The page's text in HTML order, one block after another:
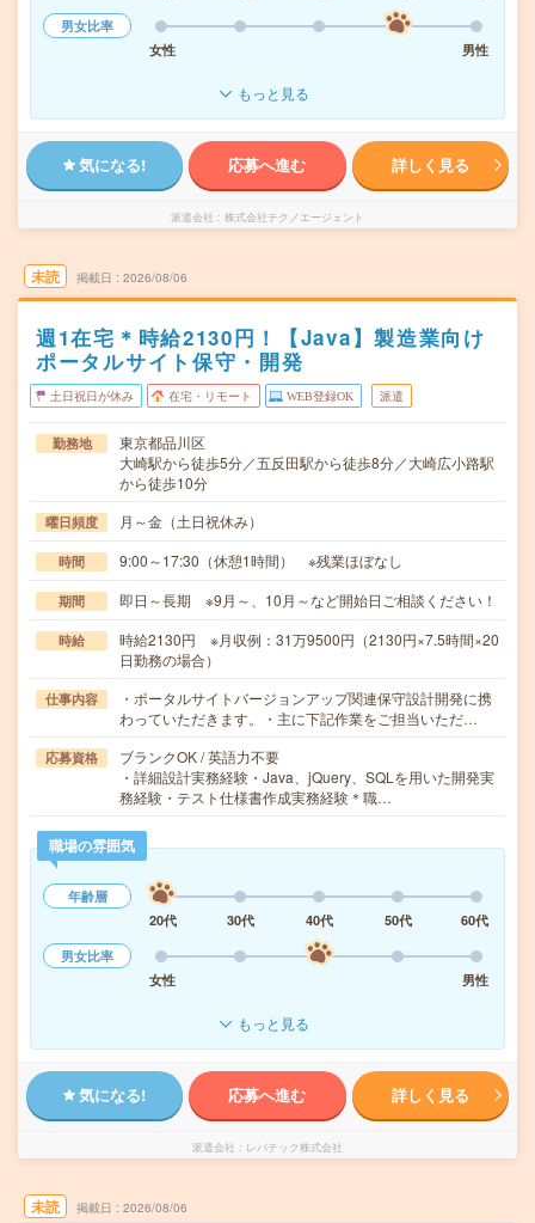
男女比率
女性
男性
もっと見る
気になる! 応募へ進む 詳しく見る
派遣会社 株式会社テクノエージェント
未読 掲載日 2026/08/06
週1在宅＊時給2130円！【Java】製造業向け
ポータルサイト保守・開発
土日祝日が休み 在宅・リモート WEB登録OK 派遣
勤務地
東京都品川区
大崎駅から徒歩5分／五反田駅から徒歩8分／大崎広小路駅
から徒歩10分
曜日頻度 月～金（土日祝休み）
時間 9:00～17:30（休憩1時間） ※残業ほぼなし
期間 即日～長期 ※9月～、10月～など開始日ご相談ください！
時給
時給2130円 ※月収例：31万9500円（2130円×7.5時間×20
日勤務の場合）
仕事内容
・ポータルサイトバージョンアップ関連保守設計開発に携
わっていただきます。・主に下記作業をご担当いただ…
応募資格
ブランクOK / 英語力不要
・詳細設計実務経験・Java、jQuery、SQLを用いた開発実
務経験・テスト仕様書作成実務経験＊職…
職場の雰囲気
年齢層
20代
30代 40代 50代
60代
男女比率
女性
男性
もっと見る
気になる! 応募へ進む 詳しく見る
派遣会社 レバテック株式会社
未読 掲載日 2026/08/06